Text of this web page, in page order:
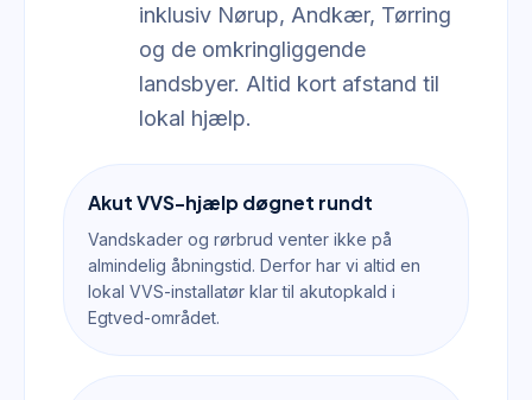
inklusiv Nørup, Andkær, Tørring
og de omkringliggende
landsbyer. Altid kort afstand til
lokal hjælp.
Akut VVS-hjælp døgnet rundt
Vandskader og rørbrud venter ikke på
almindelig åbningstid. Derfor har vi altid en
lokal VVS-installatør klar til akutopkald i
Egtved-området.